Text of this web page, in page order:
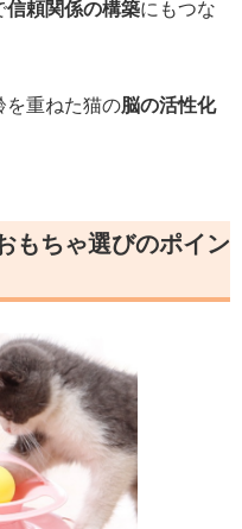
信頼関係の構築にもつな
を重ねた猫の脳の活性化
もちゃ選びのポイン